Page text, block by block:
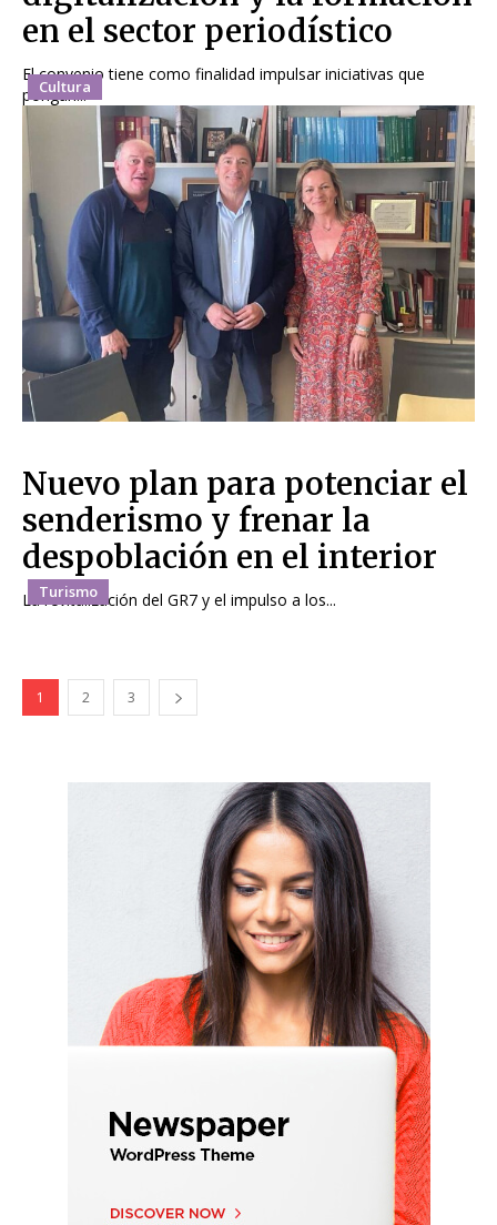
Cultura
en el sector periodístico
El convenio tiene como finalidad impulsar iniciativas que
pongan...
Turismo
Nuevo plan para potenciar el
senderismo y frenar la
despoblación en el interior
La revitalización del GR7 y el impulso a los...
1 2 3